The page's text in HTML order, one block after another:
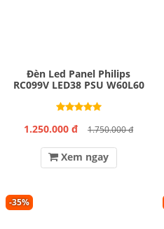
Đèn Led Panel Philips
RC099V LED38 PSU W60L60
1.250.000 đ 1.750.000 đ
Xem ngay
-35%